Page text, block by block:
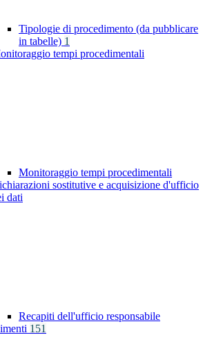
Tipologie di procedimento (da pubblicare
in tabelle) 1
tempi procedimentali
Monitoraggio tempi procedimentali
sostitutive e acquisizione d'ufficio
dati
Recapiti dell'ufficio responsabile
151